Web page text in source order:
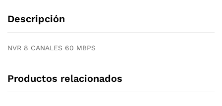
Descripción
NVR 8 CANALES 60 MBPS
Productos relacionados